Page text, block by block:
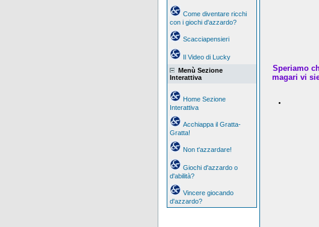
Come diventare ricchi
con i giochi d'azzardo?
Scacciapensieri
Il Video di Lucky
Menù Sezione
Interattiva
Home Sezione
Interattiva
Acchiappa il Gratta-
Gratta!
Non t'azzardare!
Giochi d'azzardo o
d'abilità?
Vincere giocando
d'azzardo?
Speriamo
magari vi